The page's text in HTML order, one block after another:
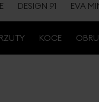
DESIGN 91 EVA
KOCE